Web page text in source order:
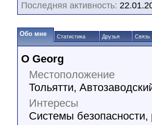
Последняя активность:
Обо мне Статистика Друзья Связь
О Georg
Местоположение
Тольятти,
Интересы
Системы